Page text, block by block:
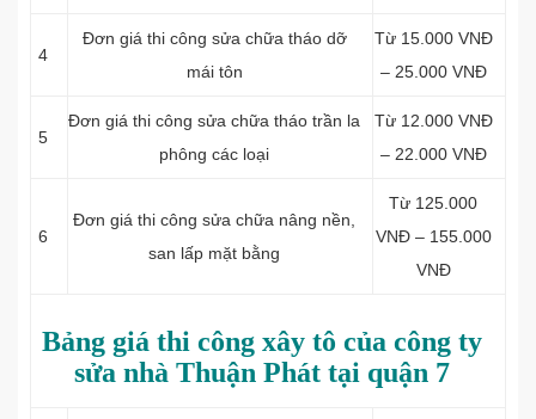
4
Đơn giá thi công sửa chữa tháo dỡ
mái tôn
Từ 15.000 VNĐ
– 25.000 VNĐ
5
Đơn giá thi công sửa chữa tháo trần la
phông các loại
Từ 12.000 VNĐ
– 22.000 VNĐ
6
Đơn giá thi công sửa chữa nâng nền,
san lấp mặt bằng
Từ 125.000
VNĐ – 155.000
VNĐ
Bảng giá thi công xây tô của công ty
sửa nhà Thuận Phát tại quận 7